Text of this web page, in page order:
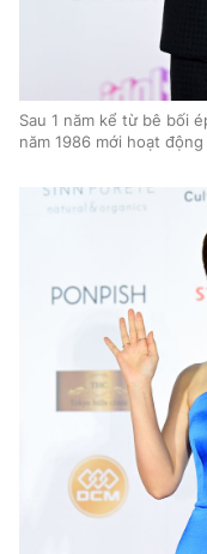
Sau 1 năm kể từ bê bối
năm 1986 mới hoạt